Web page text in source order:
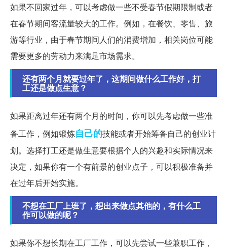
如果不回家过年，可以考虑做一些不受春节假期限制或者
在春节期间客流量较大的工作。例如，在餐饮、零售、旅
游等行业，由于春节期间人们的消费增加，相关岗位可能
需要更多的劳动力来满足市场需求。
还有两个月就要过年了，这期间做什么工作好，打
工还是做点生意？
如果距离过年还有两个月的时间，你可以先考虑做一些准
备工作，例如锻炼自己的技能或者开始筹备自己的创业计
划。选择打工还是做生意要根据个人的兴趣和实际情况来
决定，如果你有一个有前景的创业点子，可以积极准备并
在过年后开始实施。
不想在工厂上班了，想出来做点其他的，有什么工
作可以做的呢？
如果你不想长期在工厂工作，可以先尝试一些兼职工作，